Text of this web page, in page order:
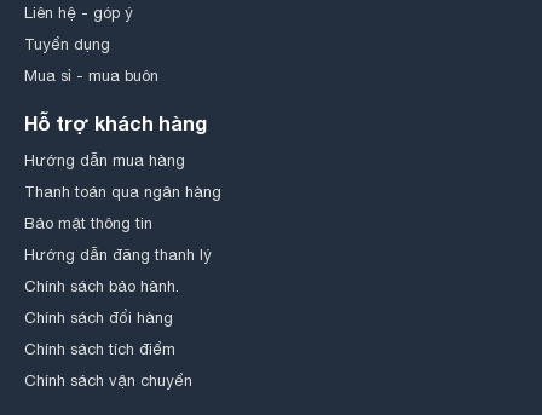
Liên hệ - góp ý
Tuyển dụng
Mua sỉ - mua buôn
Hỗ trợ khách hàng
Hướng dẫn mua hàng
Thanh toán qua ngân hàng
Bảo mật thông tin
Hướng dẫn đăng thanh lý
Chính sách bảo hành.
Chính sách đổi hàng
Chính sách tích điểm
Chính sách vận chuyển